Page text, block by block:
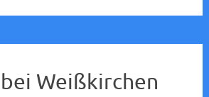
Weißkirchen